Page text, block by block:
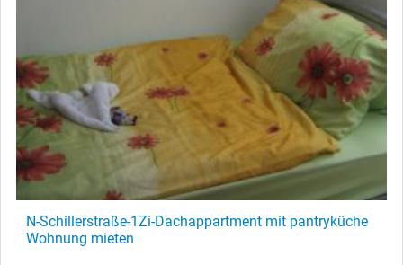
N-Schillerstraße-1Zi-Dachappartment mit pantryküche
Wohnung mieten